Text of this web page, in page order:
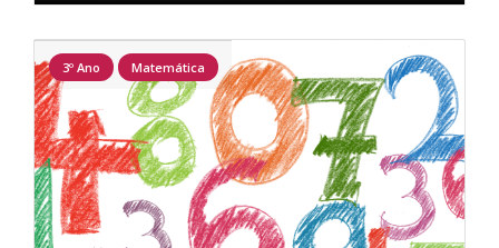
3º Ano Matemática